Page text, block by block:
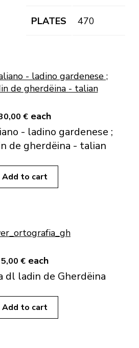
PLATES 470
€ each
- ladino gardenese ;
de gherdëina - talian
Add to cart
5,00 € each
dl ladin de Gherdëina
Add to cart